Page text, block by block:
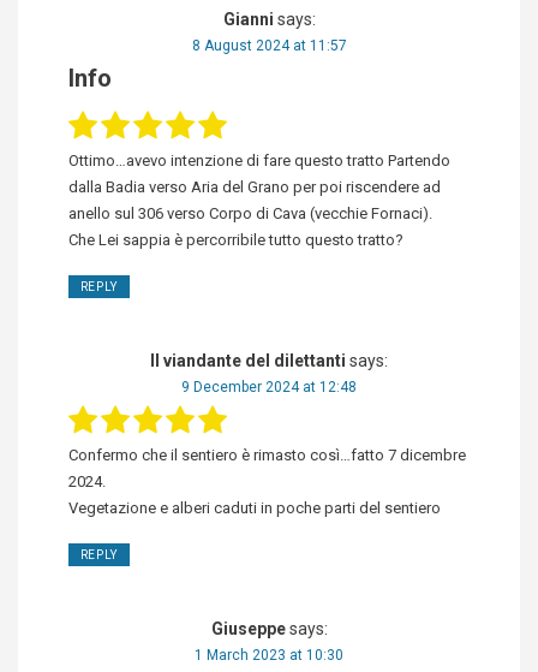
Gianni says:
8 August 2024 at 11:57
Info
Ottimo…avevo intenzione di fare questo tratto Partendo
dalla Badia verso Aria del Grano per poi riscendere ad
anello sul 306 verso Corpo di Cava (vecchie Fornaci).
Che Lei sappia è percorribile tutto questo tratto?
REPLY
Il viandante del dilettanti says:
9 December 2024 at 12:48
Confermo che il sentiero è rimasto così…fatto 7 dicembre
2024.
Vegetazione e alberi caduti in poche parti del sentiero
REPLY
Giuseppe says:
1 March 2023 at 10:30